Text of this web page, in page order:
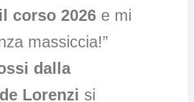
corso 2026 e mi
massiccia!”
dalla
Lorenzi si